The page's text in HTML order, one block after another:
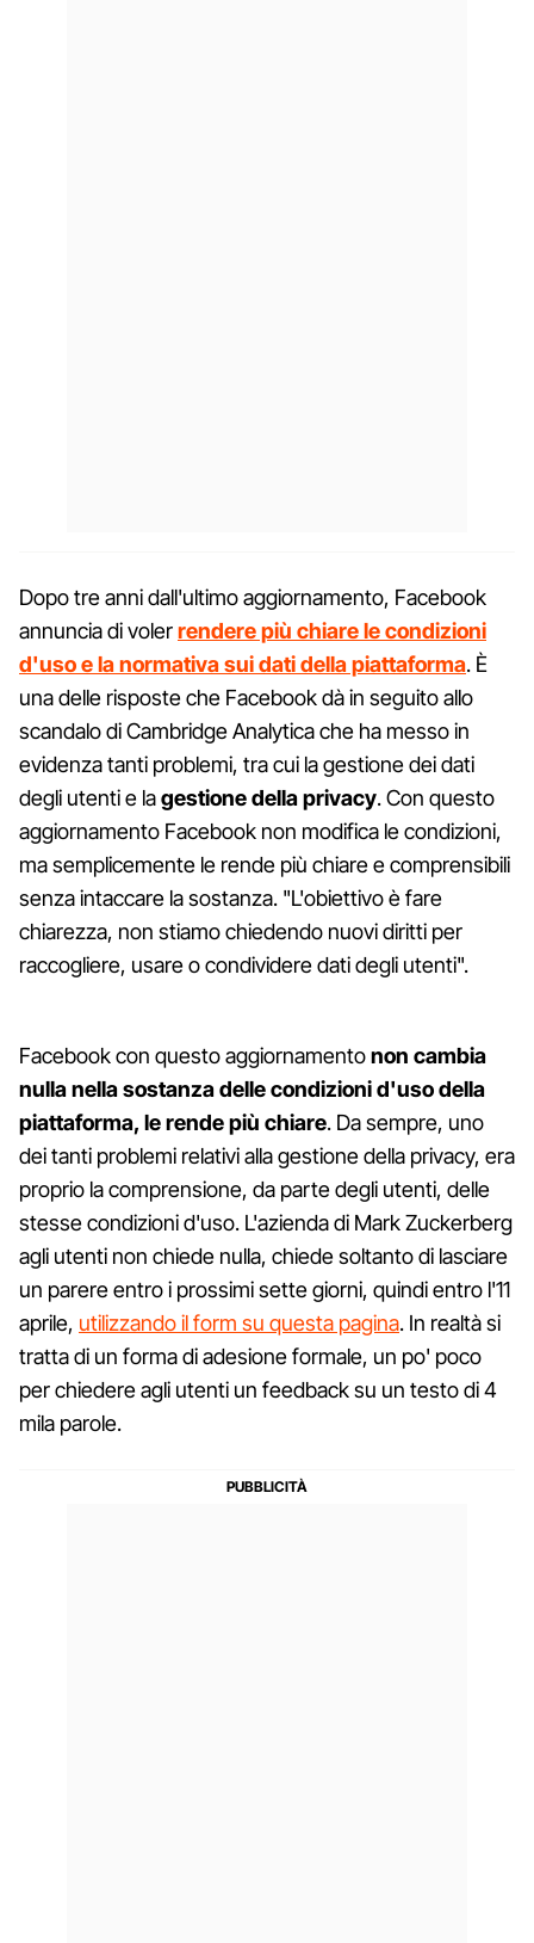
Dopo tre anni dall'ultimo aggiornamento, Facebook
annuncia di volerrendere più chiare le condizioni
d'uso e la normativa sui dati della piattaforma. È
una delle risposte che Facebook dà in seguito allo
scandalo di Cambridge Analytica che ha messo in
evidenza tanti problemi, tra cui la gestione dei dati
degli utenti e lagestione della privacy. Con questo
aggiornamento Facebook non modifica le condizioni,
ma semplicemente le rende più chiare e comprensibili
senza intaccare la sostanza. "L'obiettivo è fare
chiarezza, non stiamo chiedendo nuovi diritti per
raccogliere, usare o condividere dati degli utenti".
Facebook con questo aggiornamentonon cambia
nulla nella sostanza delle condizioni d'uso della
piattaforma, le rende più chiare. Da sempre, uno
dei tanti problemi relativi alla gestione della privacy, era
proprio la comprensione, da parte degli utenti, delle
stesse condizioni d'uso. L'azienda di Mark Zuckerberg
agli utenti non chiede nulla, chiede soltanto di lasciare
un parere entro i prossimi sette giorni, quindi entro l'11
aprile, utilizzando il form su questa pagina. In realtà si
tratta di un forma di adesione formale, un po' poco
per chiedere agli utenti un feedback su un testo di 4
mila parole.